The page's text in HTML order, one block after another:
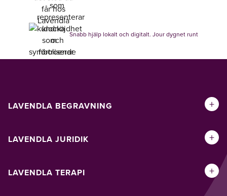
Snabb hjälp lokalt och digitalt. Jour dygnet runt
LAVENDLA BEGRAVNING +
LAVENDLA JURIDIK +
LAVENDLA TERAPI +